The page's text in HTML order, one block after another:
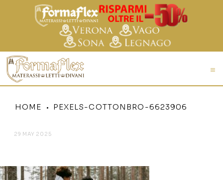
HOME PEXELS-COTTONBRO-6623906
29 MAY 2025